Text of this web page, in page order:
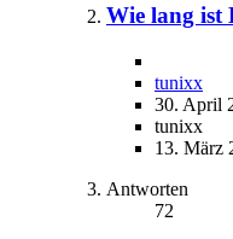
Wie lang ist
tunixx
30. April
tunixx
13. März
Antworten
72